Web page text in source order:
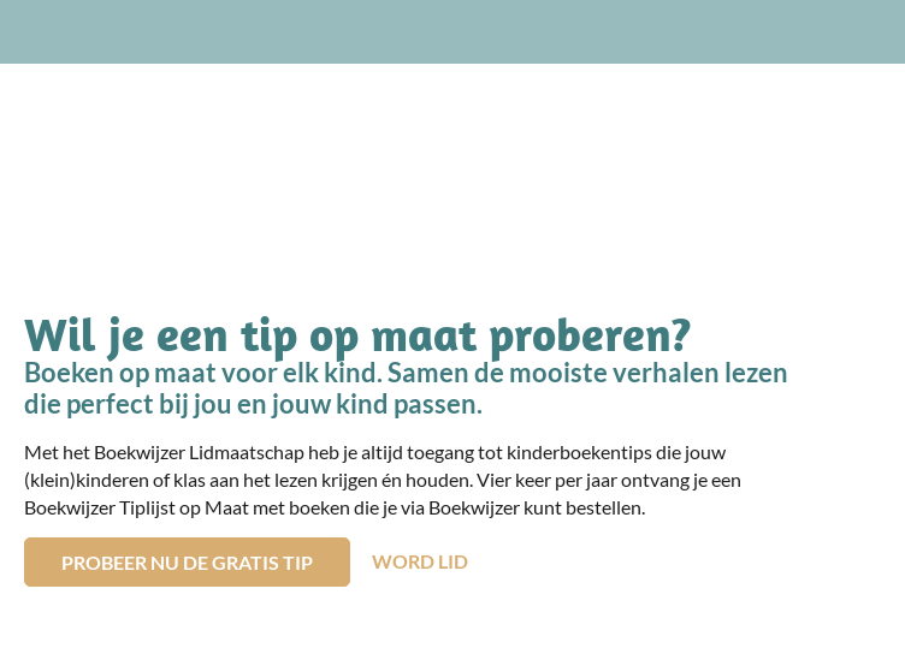
Wil je een tip op maat proberen?
Boeken op maat voor elk kind. Samen de mooiste verhalen lezen
die perfect bij jou en jouw kind passen.
Met het Boekwijzer Lidmaatschap heb je altijd toegang tot kinderboekentips die jouw
(klein)kinderen of klas aan het lezen krijgen én houden. Vier keer per jaar ontvang je een
Boekwijzer Tiplijst op Maat met boeken die je via Boekwijzer kunt bestellen.
PROBEER NU DE GRATIS TIP WORD LID